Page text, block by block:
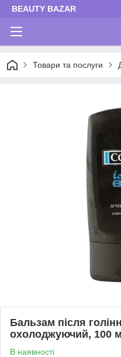
BEAUTY BAZAR
Товари та послуги
Бальзам після
охолоджуючий, 100
В наявності